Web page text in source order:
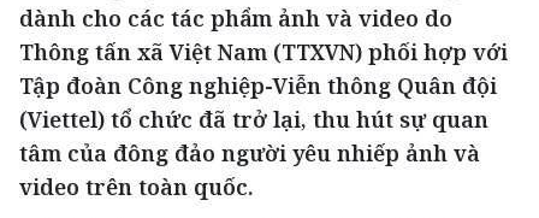
dành cho các tác phẩm ảnh và video do
Thông tấn xã Việt Nam (TTXVN) phối hợp với
Tập đoàn Công nghiệp-Viễn thông Quân đội
(Viettel) tổ chức đã trở lại, thu hút sự quan
tâm của đông đảo người yêu nhiếp ảnh và
video trên toàn quốc.